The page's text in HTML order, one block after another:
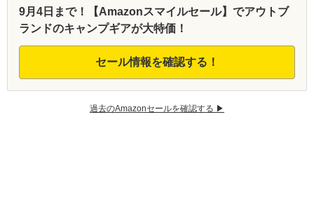
9月4日まで！【Amazonスマイルセール】でアウトブ
ランドのキャンプギアが大特価！
セール情報を確認する！
過去のAmazonセールを確認する ▶︎